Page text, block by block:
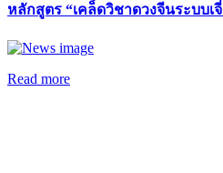
หลักสูตร “เคล็ดวิชาดวงจีนระบบเจี่
Read more